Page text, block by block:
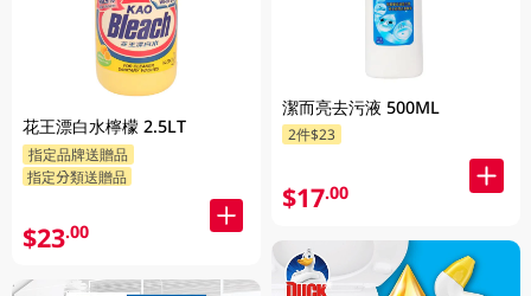
花王漂白水檸檬 2.5LT
指定品牌送贈品
指定分類送贈品
$23.00
潔而亮去污液 500ML
2件$23
$17.00